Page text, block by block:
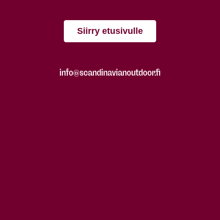
Siirry etusivulle
info@scandinavianoutdoor.fi